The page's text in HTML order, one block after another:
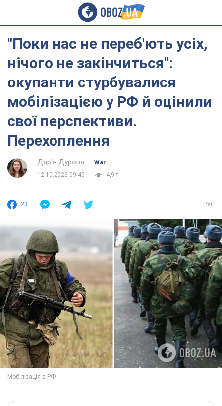
"Поки нас не переб'ють усіх,
нічого не закінчиться":
окупанти стурбувалися
мобілізацією у РФ й оцінили
свої перспективи.
Перехоплення
Дар'я Дурова
War
12.10.2023 09:45
4,9 т.
23 РУС